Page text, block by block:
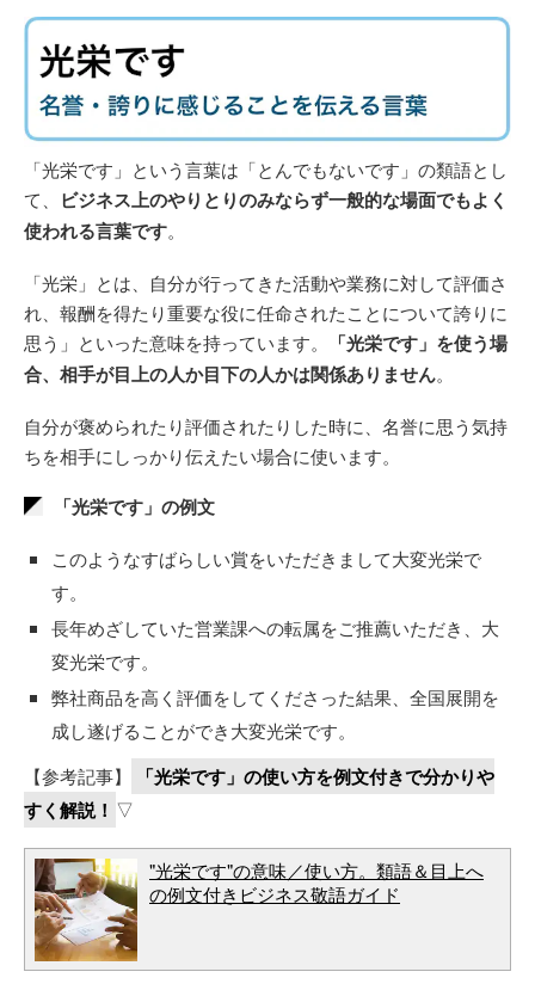
「光栄です」という言葉は「とんでもないです」の類語とし
て、 ビジネス上のやりとりのみならず一般的な場面でもよく
使われる言葉です。
「光栄」とは、自分が行ってきた活動や業務に対して評価さ
れ、報酬を得たり重要な役に任命されたことについて誇りに
思う」といった意味を持っています。
「光栄です」を使う場
合、相手が目上の人か目下の人かは関係ありません。
自分が褒められたり評価されたりした時に、名誉に思う気持
ちを相手にしっかり伝えたい場合に使います。
「光栄です」の例文
このようなすばらしい賞をいただきまして大変光栄で
す。
長年めざしていた営業課への転属をご推薦いただき、大
変光栄です。
弊社商品を高く評価をしてくださった結果、全国展開を
成し遂げることができ大変光栄です。
【参考記事】
「光栄です」の使い方を例文付きで分かりや
すく解説！ ▽
"光栄です"の意味／使い方。類語＆目上へ
の例文付きビジネス敬語ガイド